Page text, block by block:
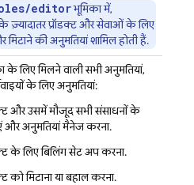
editorभूमिका में,
ज़्यादातर प्रॉडक्ट और सेवाओं के लिए
की अनुमतियां शामिल होती हैं.
के लिए मिलने वाली सभी अनुमतियां,
के लिए अनुमतियां:
और उसमें मौजूद सभी संसाधनों के
और अनुमतियां मैनेज करना.
के लिए बिलिंग सेट अप करना.
को मिटाना या बहाल करना.